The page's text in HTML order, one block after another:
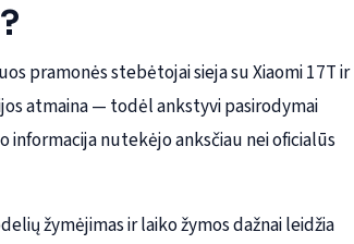
pramonės stebėtojai sieja su Xiaomi 17T ir
atmaina — todėl ankstyvi pasirodymai
nutekėjo anksčiau nei oficialūs
žymėjimas ir laiko žymos dažnai leidžia